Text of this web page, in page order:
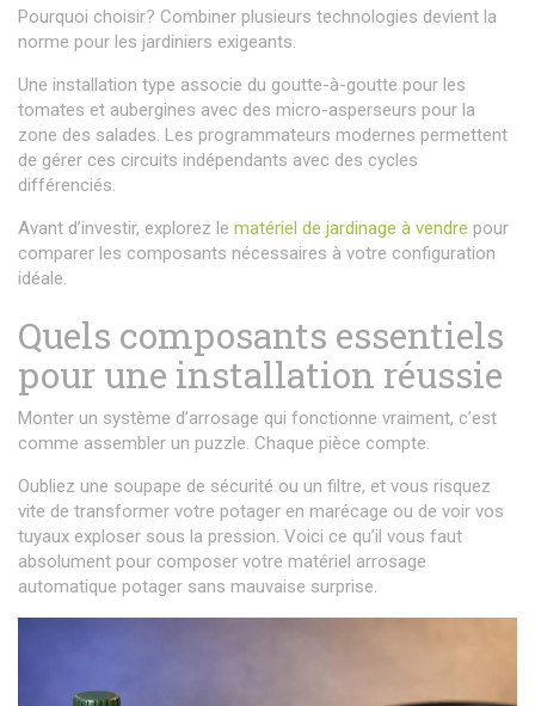
Pourquoi choisir? Combiner plusieurs technologies devient la
norme pour les jardiniers exigeants.
Une installation type associe du goutte-à-goutte pour les
tomates et aubergines avec des micro-asperseurs pour la
zone des salades. Les programmateurs modernes permettent
de gérer ces circuits indépendants avec des cycles
différenciés.
Avant d’investir, explorez le matériel de jardinage à vendre pour
comparer les composants nécessaires à votre configuration
idéale.
Quels composants essentiels
pour une installation réussie
Monter un système d’arrosage qui fonctionne vraiment, c’est
comme assembler un puzzle. Chaque pièce compte.
Oubliez une soupape de sécurité ou un filtre, et vous risquez
vite de transformer votre potager en marécage ou de voir vos
tuyaux exploser sous la pression. Voici ce qu’il vous faut
absolument pour composer votre matériel arrosage
automatique potager sans mauvaise surprise.